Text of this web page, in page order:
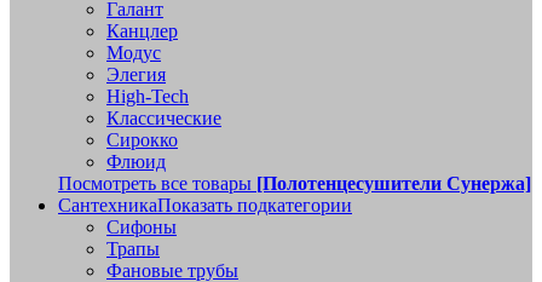
Галант
Канцлер
Модус
Элегия
High-Tech
Классические
Сирокко
Флюид
Посмотреть все товары [Полотенцесушители Сунержа]
СантехникаПоказать подкатегории
Сифоны
Трапы
Фановые трубы